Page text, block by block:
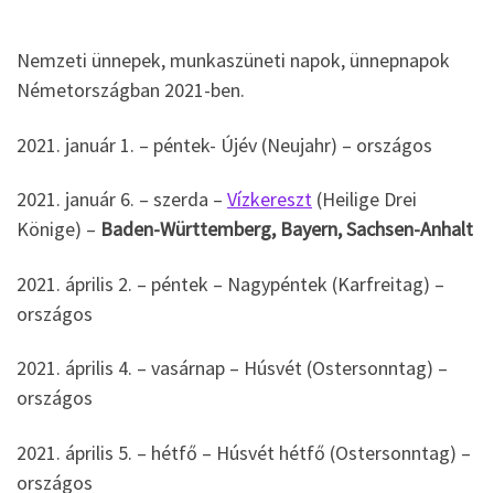
Nemzeti ünnepek, munkaszüneti napok, ünnepnapok
Németországban 2021-ben.
2021. január 1. – péntek- Újév (Neujahr) – országos
2021. január 6. – szerda – Vízkereszt (Heilige Drei
Könige) – Baden-Württemberg, Bayern, Sachsen-Anhalt
2021. április 2. – péntek – Nagypéntek (Karfreitag) –
országos
2021. április 4. – vasárnap – Húsvét (Ostersonntag) –
országos
2021. április 5. – hétfő – Húsvét hétfő (Ostersonntag) –
országos